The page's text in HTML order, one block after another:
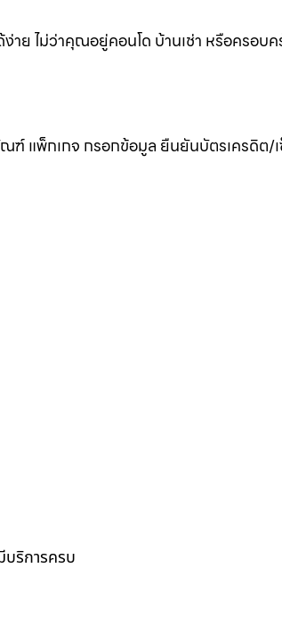
าย ไม่ว่าคุณอยู่คอนโด บ้านเช่า หรือครอบค
ฑ์ แพ็กเกจ กรอกข้อมูล ยืนยันบัตรเครดิต/
บริการครบ